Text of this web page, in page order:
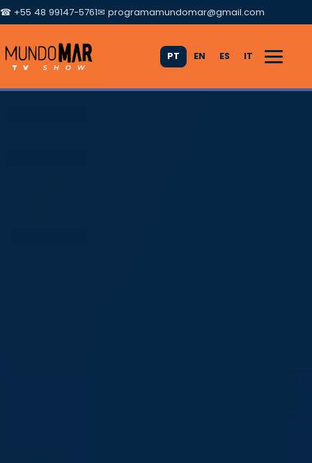
☎ +55 48 99147-5761✉ programamundomar@gmail.com
PT EN ES IT